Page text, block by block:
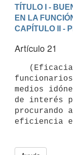
TÍTULO I -
EN LA
CAPÍTULO II -
Artículo 21
medios
de interés
procurando